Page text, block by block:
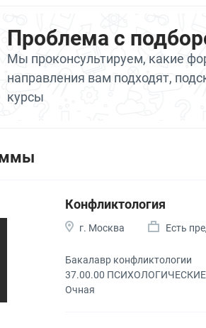
Проблема с
Мы проконсультируем, какие
направления вам подходят,
курсы
Конфликтология
г. Москва Есть
Бакалавр конфликтологии
37.00.00
Очная